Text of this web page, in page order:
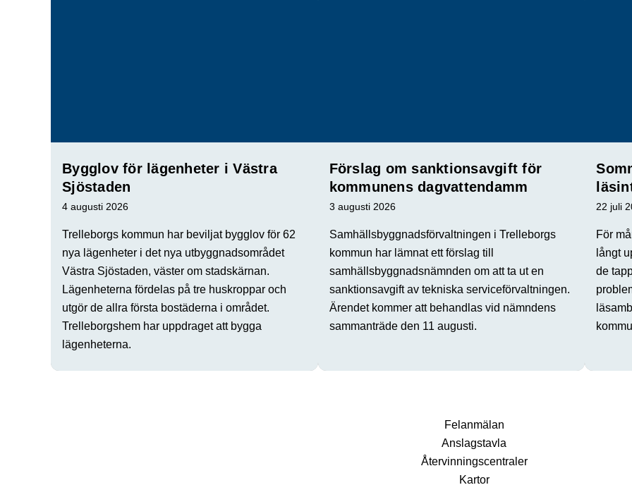
Bygglov för lägenheter i Västra
Sjöstaden
4 augusti 2026
Trelleborgs kommun har beviljat bygglov för 62
nya lägenheter i det nya utbyggnadsområdet
Västra Sjöstaden, väster om stadskärnan.
Lägenheterna fördelas på tre huskroppar och
utgör de allra första bostäderna i området.
Trelleborgshem har uppdraget att bygga
lägenheterna.
Förslag om sanktionsavgift för
kommunens dagvattendamm
3 augusti 2026
Samhällsbyggnadsförvaltningen i Trelleborgs
kommun har lämnat ett förslag till
samhällsbyggnadsnämnden om att ta ut en
sanktionsavgift av tekniska serviceförvaltningen.
Ärendet kommer att behandlas vid nämndens
sammanträde den 11 augusti.
22 juli
För
långt
de
Fel­anmälan
Anslags­tavla
Återvinnings­centraler
Kartor